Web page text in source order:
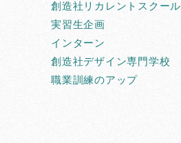
創造社リカレントスクール
実習生企画
インターン
創造社デザイン専門学校
職業訓練のアップ